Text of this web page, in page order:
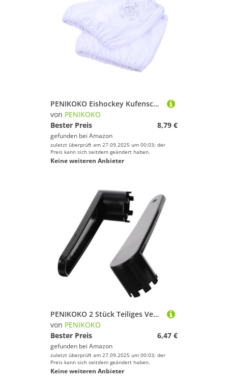
PENIKOKO Eishockey Kufenschoner Schlittschuhe Schoner Skate Boot Covers aus Langlebigem Material Kratzfest und Tragbar Passend für Verschiedene Skates für Reise und Zuhause Weiß mit
von PENIKOKO
Bester Preis
8,79 €
gefunden bei Amazon
zuletzt überprüft am 27.09.2025 um 00:03; der
Preis kann sich seitdem geändert haben.
Keine weiteren Anbieter
PENIKOKO 2 Stück Teiliges Ventilschlüssel Schlauchboote TPU Kunststoff Ventilschlüssel Robustes Werkzeug zum Installieren und Demontieren von Luftventilen für Kajak Kanu Aufblasbare Boote
von PENIKOKO
Bester Preis
6,47 €
gefunden bei Amazon
zuletzt überprüft am 27.09.2025 um 00:03; der
Preis kann sich seitdem geändert haben.
Keine weiteren Anbieter